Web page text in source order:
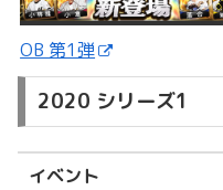
OB 第1弾
2020 シリーズ1
イベント